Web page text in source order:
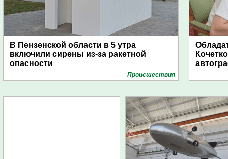
В Пензенской области в 5 утра
включили сирены из-за ракетной
опасности
Проиcшествия